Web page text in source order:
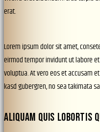
erat.
Lorem ipsum dolor sit amet,
eirmod tempor invidunt ut labore
voluptua. At vero eos et accusam
kasd gubergren, no sea takimata
ALIQUAM QUIS LOBORTIS